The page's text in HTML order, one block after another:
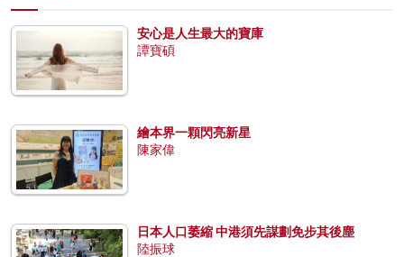
安心是人生最大的寶庫
譚寶碩
繪本界一顆閃亮新星
陳家偉
日本人口萎縮 中港須先謀劃免步其後塵
陸振球